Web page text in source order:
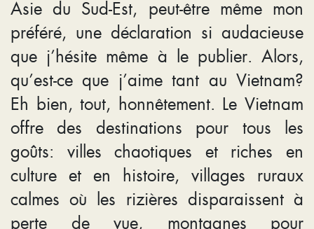
Asie du Sud-Est, peut-être même mon
préféré, une déclaration si audacieuse
que j’hésite même à le publier. Alors,
qu’est-ce que j’aime tant au Vietnam?
Eh bien, tout, honnêtement. Le Vietnam
offre des destinations pour tous les
goûts: villes chaotiques et riches en
culture et en histoire, villages ruraux
calmes où les rizières disparaissent à
perte de vue, montagnes pour